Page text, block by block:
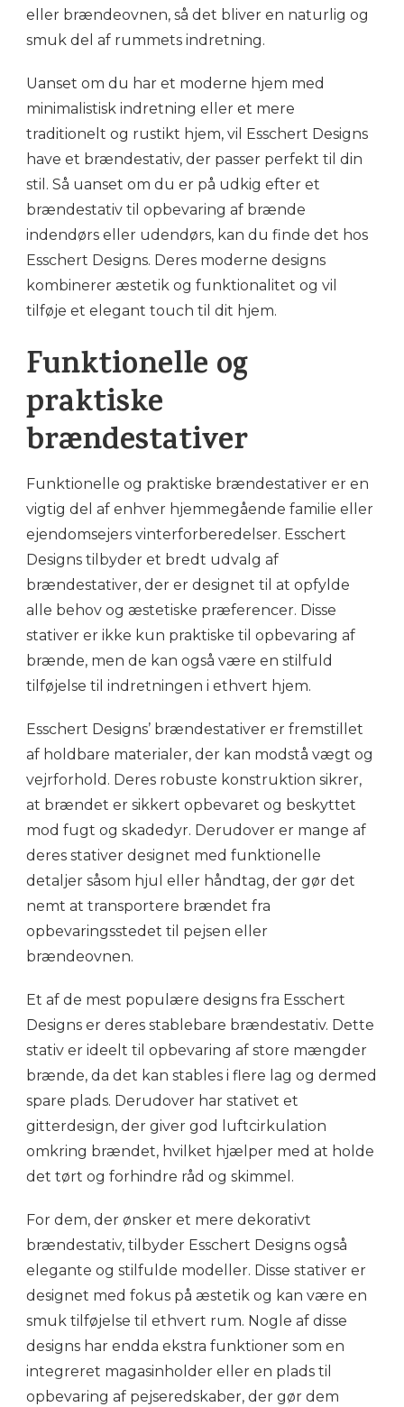
eller brændeovnen, så det bliver en naturlig og
smuk del af rummets indretning.
Uanset om du har et moderne hjem med
minimalistisk indretning eller et mere
traditionelt og rustikt hjem, vil Esschert Designs
have et brændestativ, der passer perfekt til din
stil. Så uanset om du er på udkig efter et
brændestativ til opbevaring af brænde
indendørs eller udendørs, kan du finde det hos
Esschert Designs. Deres moderne designs
kombinerer æstetik og funktionalitet og vil
tilføje et elegant touch til dit hjem.
Funktionelle og
praktiske
brændestativer
Funktionelle og praktiske brændestativer er en
vigtig del af enhver hjemmegående familie eller
ejendomsejers vinterforberedelser. Esschert
Designs tilbyder et bredt udvalg af
brændestativer, der er designet til at opfylde
alle behov og æstetiske præferencer. Disse
stativer er ikke kun praktiske til opbevaring af
brænde, men de kan også være en stilfuld
tilføjelse til indretningen i ethvert hjem.
Esschert Designs’ brændestativer er fremstillet
af holdbare materialer, der kan modstå vægt og
vejrforhold. Deres robuste konstruktion sikrer,
at brændet er sikkert opbevaret og beskyttet
mod fugt og skadedyr. Derudover er mange af
deres stativer designet med funktionelle
detaljer såsom hjul eller håndtag, der gør det
nemt at transportere brændet fra
opbevaringsstedet til pejsen eller
brændeovnen.
Et af de mest populære designs fra Esschert
Designs er deres stablebare brændestativ. Dette
stativ er ideelt til opbevaring af store mængder
brænde, da det kan stables i flere lag og dermed
spare plads. Derudover har stativet et
gitterdesign, der giver god luftcirkulation
omkring brændet, hvilket hjælper med at holde
det tørt og forhindre råd og skimmel.
For dem, der ønsker et mere dekorativt
brændestativ, tilbyder Esschert Designs også
elegante og stilfulde modeller. Disse stativer er
designet med fokus på æstetik og kan være en
smuk tilføjelse til ethvert rum. Nogle af disse
designs har endda ekstra funktioner som en
integreret magasinholder eller en plads til
opbevaring af pejseredskaber, der gør dem